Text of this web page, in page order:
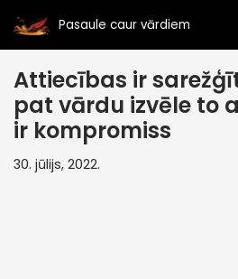
Skip
to
content
Pasaule caur vārdiem
Attiecības ir
pat vārdu izvēle to
ir kompromiss
30. jūlijs, 2022.